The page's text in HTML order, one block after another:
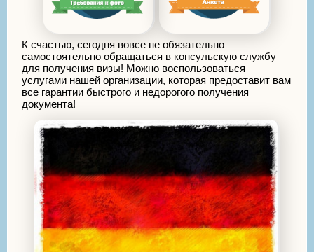
К счастью, сегодня вовсе не обязательно
самостоятельно обращаться в консульскую службу
для получения визы! Можно воспользоваться
услугами нашей организации, которая предоставит вам
все гарантии быстрого и недорогого получения
документа!